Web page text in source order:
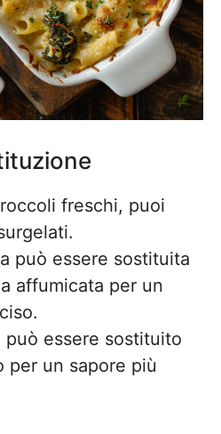
freschi, puoi
può essere sostituita
affumicata per un
può essere sostituito
per un sapore più